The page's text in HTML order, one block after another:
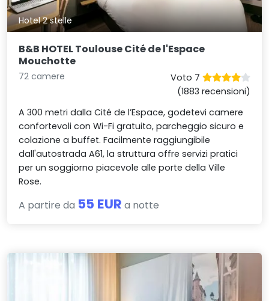
Hotel 2 stelle
B&B HOTEL Toulouse Cité de l'Espace
Mouchotte
72 camere
Voto 7
(1883 recensioni)
A 300 metri dalla Cité de l’Espace, godetevi camere
confortevoli con Wi-Fi gratuito, parcheggio sicuro e
colazione a buffet. Facilmente raggiungibile
dall'autostrada A61, la struttura offre servizi pratici
per un soggiorno piacevole alle porte della Ville
Rose.
A partire da 55 EUR a notte